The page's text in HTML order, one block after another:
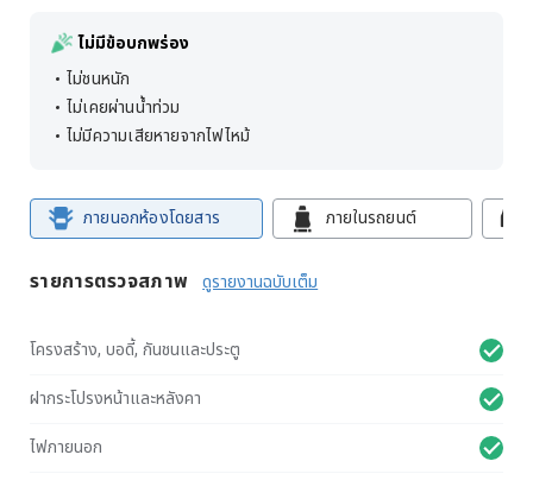
ไม่มีข้อบกพร่อง
ไม่ชนหนัก
ไม่เคยผ่านน้ำท่วม
ไม่มีความเสียหายจากไฟไหม้
ภายนอกห้องโดยสาร ภายในรถยนต์
รายการตรวจสภาพ ดูรายงานฉบับเต็ม
โครงสร้าง, บอดี้, กันชนและประตู
ฝากระโปรงหน้าและหลังคา
ไฟภายนอก